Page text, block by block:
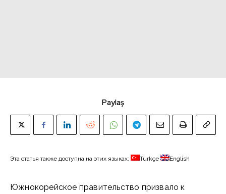
Paylaş
Эта статья также доступна на этих языках: Türkçe English
Южнокорейское правительство призвало к